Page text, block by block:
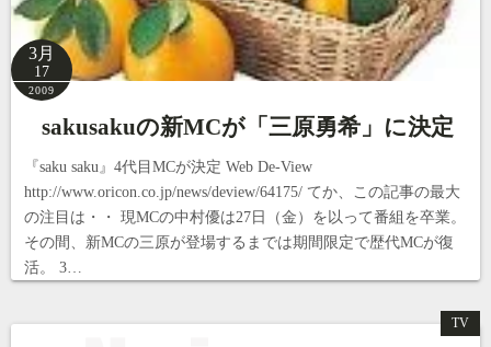
3月
17
2009
sakusakuの新MCが「三原勇希」に決定
『saku saku』4代目MCが決定 Web De-View
http://www.oricon.co.jp/news/deview/64175/ てか、この記事の最大
の注目は・・ 現MCの中村優は27日（金）を以って番組を卒業。
その間、新MCの三原が登場するまでは期間限定で歴代MCが復
活。 3…
TV